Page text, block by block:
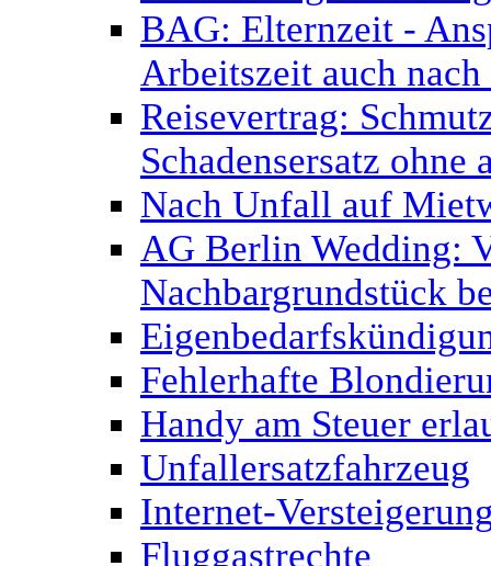
BAG: Elternzeit -
Arbeitszeit auch
Reisevertrag:
Schadensersatz ohne
Nach Unfall auf
AG Berlin Wedding:
Nachbargrundstück
Fehlerhafte
Handy am Steuer
Unfallersatzfahrzeug
Internet-
Fluggastrechte